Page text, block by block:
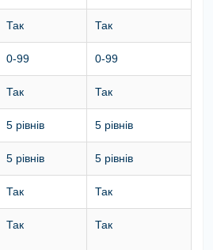
Так Так
0-99 0-99
Так Так
5 рівнів 5 рівнів
5 рівнів 5 рівнів
Так Так
Так Так